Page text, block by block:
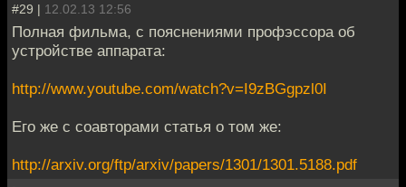
#29 | 12.02.13 12:56
Полная фильма, с пояснениями профэссора об
устройстве аппарата:
http://www.youtube.com/watch?v=I9zBGgpzl0I
Его же с соавторами статья о том же:
http://arxiv.org/ftp/arxiv/papers/1301/1301.5188.pdf